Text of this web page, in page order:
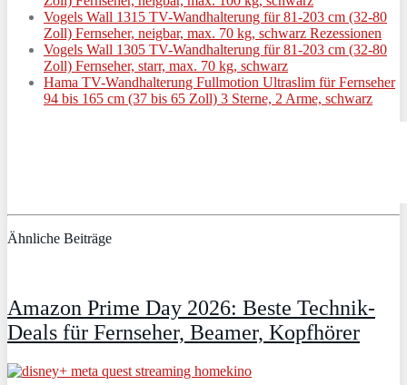
Vogels Wall 1315 TV-Wandhalterung für 81-203 cm (32-80
Zoll) Fernseher, neigbar, max. 70 kg, schwarz Rezessionen
Vogels Wall 1305 TV-Wandhalterung für 81-203 cm (32-80
Zoll) Fernseher, starr, max. 70 kg, schwarz
Hama TV-Wandhalterung Fullmotion Ultraslim für Fernseher
94 bis 165 cm (37 bis 65 Zoll) 3 Sterne, 2 Arme, schwarz
Ähnliche Beiträge
Amazon Prime Day 2026: Beste Technik-
Deals für Fernseher, Beamer, Kopfhörer